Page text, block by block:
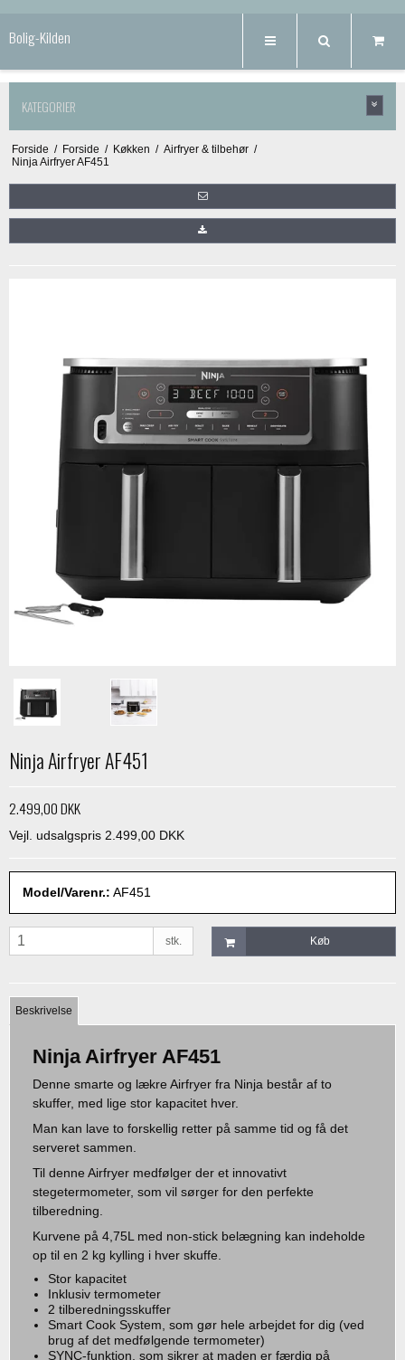
Bolig-Kilden
KATEGORIER
Forside / Forside / Køkken / Airfryer & tilbehør /
Ninja Airfryer AF451
Ninja Airfryer AF451
2.499,00 DKK
Vejl. udsalgspris 2.499,00 DKK
Model/Varenr.: AF451
stk. Køb
Beskrivelse
Ninja Airfryer AF451
Denne smarte og lækre Airfryer fra Ninja består af to
skuffer, med lige stor kapacitet hver.
Man kan lave to forskellig retter på samme tid og få det
serveret sammen.
Til denne Airfryer medfølger der et innovativt
stegetermometer, som vil sørger for den perfekte
tilberedning.
Kurvene på 4,75L med non-stick belægning kan indeholde
op til en 2 kg kylling i hver skuffe.
Stor kapacitet
Inklusiv termometer
2 tilberedningsskuffer
Smart Cook System, som gør hele arbejdet for dig (ved
brug af det medfølgende termometer)
SYNC-funktion, som sikrer at maden er færdig på